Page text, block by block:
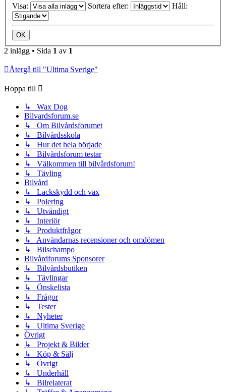
Visa: Sortera efter: Håll:
2 inlägg • Sida 1 av 1
Återgå till "Ultima Sverige"
Hoppa till
↳ Wax Dog
Bilvardsforum.se
↳ Om Bilvårdsforumet
↳ Bilvårdsskola
↳ Hur det hela började
↳ Bilvårdsforum testar
↳ Välkommen till bilvårdsforum!
↳ Tävling
Bilvård
↳ Lackskydd och vax
↳ Polering
↳ Utvändigt
↳ Interiör
↳ Produktfrågor
↳ Användarnas recensioner och omdömen
↳ Bilschampo
Bilvårdforums Sponsorer
↳ Bilvårdsbutiken
↳ Tävlingar
↳ Önskelista
↳ Frågor
↳ Tester
↳ Nyheter
↳ Ultima Sverige
Övrigt
↳ Projekt & Bilder
↳ Köp & Sälj
↳ Övrigt
↳ Underhåll
↳ Bilrelaterat